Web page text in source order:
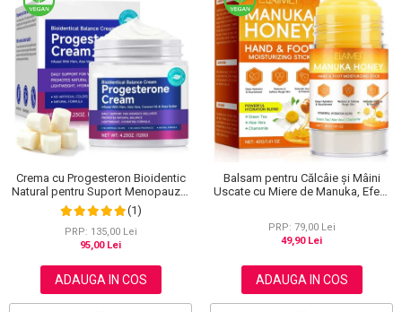
Crema cu Progesteron Bioidentic
Natural pentru Suport Menopauza,
Menstruatie si Echilibru Hormonal,
120 g
(1)
PRP: 135,00 Lei
95,00 Lei
ADAUGA IN COS
Balsam pentru Călcâie și Mâini
Uscate cu Miere de Manuka, Efect
PRP: 79,00 Lei
49,90 Lei
ADAUGA IN COS